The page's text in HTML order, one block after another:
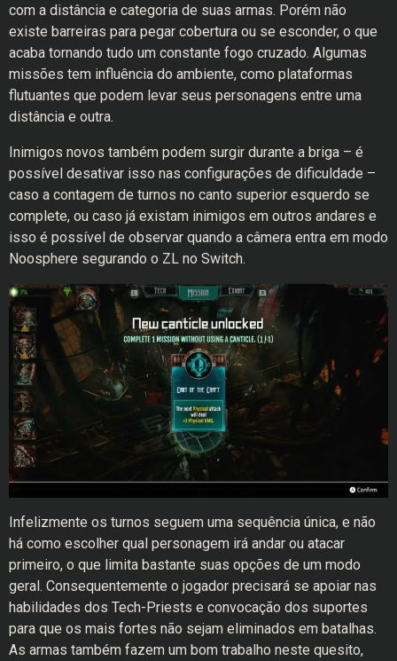
com a distância e categoria de suas armas. Porém não
existe barreiras para pegar cobertura ou se esconder, o que
acaba tornando tudo um constante fogo cruzado. Algumas
missões tem influência do ambiente, como plataformas
flutuantes que podem levar seus personagens entre uma
distância e outra.
Inimigos novos também podem surgir durante a briga – é
possível desativar isso nas configurações de dificuldade –
caso a contagem de turnos no canto superior esquerdo se
complete, ou caso já existam inimigos em outros andares e
isso é possível de observar quando a câmera entra em modo
Noosphere segurando o ZL no Switch.
Infelizmente os turnos seguem uma sequência única, e não
há como escolher qual personagem irá andar ou atacar
primeiro, o que limita bastante suas opções de um modo
geral. Consequentemente o jogador precisará se apoiar nas
habilidades dos Tech-Priests e convocação dos suportes
para que os mais fortes não sejam eliminados em batalhas.
As armas também fazem um bom trabalho neste quesito,